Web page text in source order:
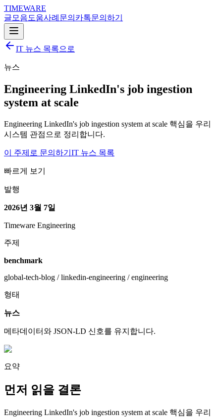
TIMEWARE
글 모음도움사례 문의 카톡문의하기
IT 뉴스 목록으로
뉴스
Engineering LinkedIn's job ingestion
system at scale
Engineering LinkedIn's job ingestion system at scale 핵심을 우리
시스템 관점으로 정리합니다.
이 주제로 문의하기 IT 뉴스 목록
빠르게 보기
발행
2026년 3월 7일
Timeware Engineering
주제
benchmark
global-tech-blog / linkedin-engineering / engineering
형태
뉴스
메타데이터와 JSON-LD 신호를 유지합니다.
요약
먼저 읽을 결론
Engineering LinkedIn's job ingestion system at scale 핵심을 우리